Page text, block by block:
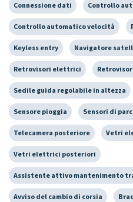
Connessione dati Controllo
Controllo automatico velocità
Keyless entry Navigatore
Retrovisori elettrici
Sedile guida regolabile in altezza
Sensore pioggia Sensori di
Telecamera posteriore Vetri
Vetri elettrici posteriori
Assistente attivo mantenimento
Avviso del cambio di corsia